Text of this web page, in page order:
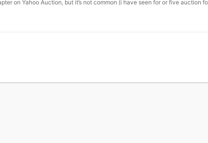
on Yahoo Auction, but it’s not common (i have seen for or five auction